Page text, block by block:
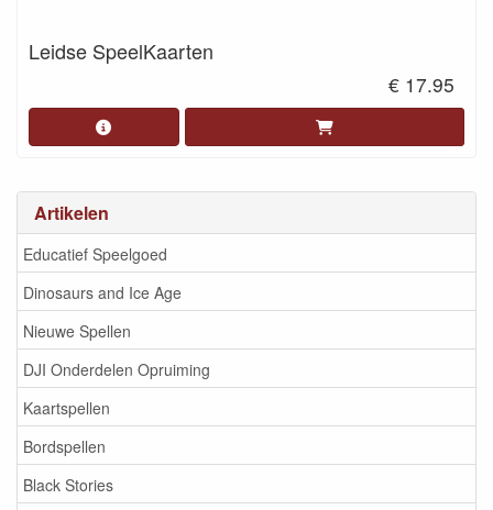
Artikelen
Educatief Speelgoed
Dinosaurs and Ice Age
Nieuwe Spellen
DJI Onderdelen Opruiming
Kaartspellen
Bordspellen
Black Stories
Leidse SpeelKaarten
€ 17.95